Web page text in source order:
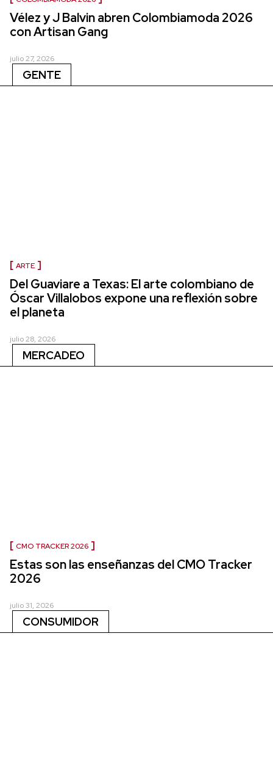
Vélez y J Balvin abren Colombiamoda 2026
con Artisan Gang
julio 27, 2026
GENTE
ARTE
Del Guaviare a Texas: El arte colombiano de
Óscar Villalobos expone una reflexión sobre
el planeta
julio 28, 2026
MERCADEO
CMO TRACKER 2026
Estas son las enseñanzas del CMO Tracker
2026
julio 31, 2026
CONSUMIDOR